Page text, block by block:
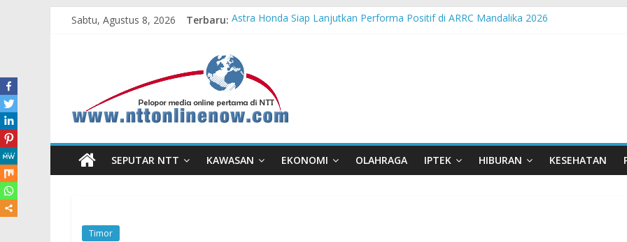
Sabtu, Agustus 8, 2026 Terbaru: Astra Honda Siap Lanjutkan Performa Positif di ARRC Mandalika 2026
Honda DBL 2026 East Java – North Resmi Bergulir, MPM Honda Jatim Hadirkan
Teras Bank Indonesia Hadir di Belu, Bupati Willy : Terima Kasih BI Atas Kepeduliannya
SEPUTAR NTT KAWASAN EKONOMI OLAHRAGA IPTEK HIBURAN KESEHATAN
Timor